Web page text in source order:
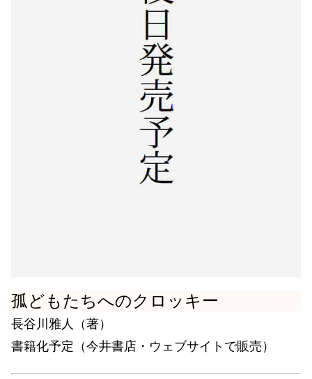
孤どもたちへのクロッキー
長谷川雅人（著）
書籍化予定（今井書店・ウェブサイトで販売）